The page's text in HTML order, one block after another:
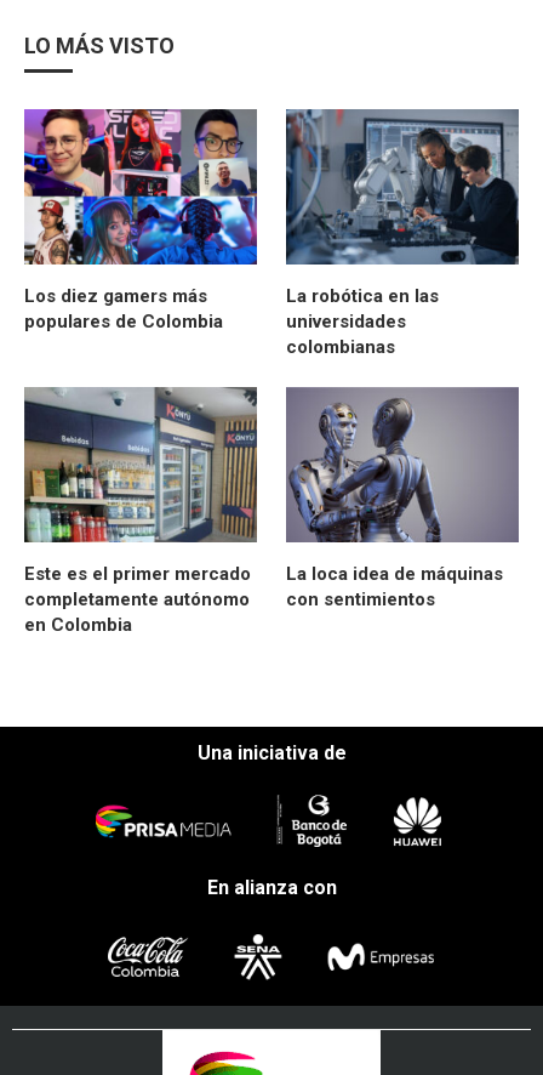
LO MÁS VISTO
Los diez gamers más
populares de Colombia
La robótica en las
universidades
colombianas
Este es el primer mercado
completamente autónomo
en Colombia
La loca idea de máquinas
con sentimientos
Una iniciativa de
En alianza con